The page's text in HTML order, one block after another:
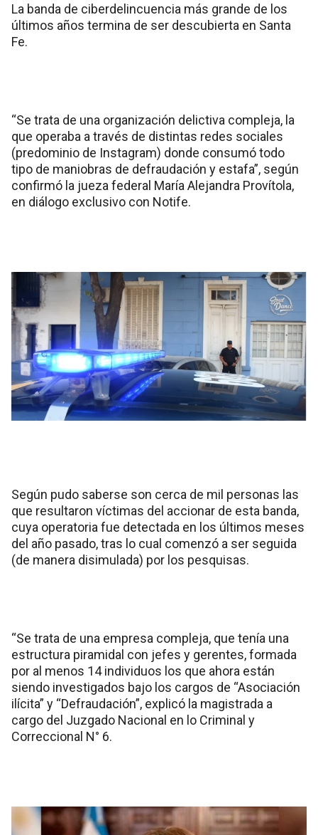
La banda de ciberdelincuencia más grande de los
últimos años termina de ser descubierta en Santa
Fe.
“Se trata de una organización delictiva compleja, la
que operaba a través de distintas redes sociales
(predominio de Instagram) donde consumó todo
tipo de maniobras de defraudación y estafa”, según
confirmó la jueza federal María Alejandra Provítola,
en diálogo exclusivo con Notife.
Según pudo saberse son cerca de mil personas las
que resultaron víctimas del accionar de esta banda,
cuya operatoria fue detectada en los últimos meses
del año pasado, tras lo cual comenzó a ser seguida
(de manera disimulada) por los pesquisas.
“Se trata de una empresa compleja, que tenía una
estructura piramidal con jefes y gerentes, formada
por al menos 14 individuos los que ahora están
siendo investigados bajo los cargos de “Asociación
ilícita” y “Defraudación”, explicó la magistrada a
cargo del Juzgado Nacional en lo Criminal y
Correccional N° 6.